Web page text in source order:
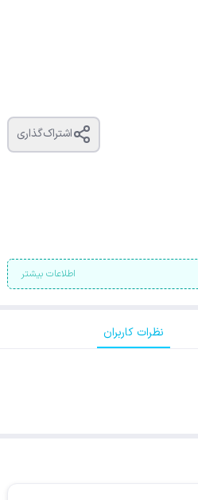
اشتراک‌گذاری
اطلاعات بیشتر
نظرات کاربران